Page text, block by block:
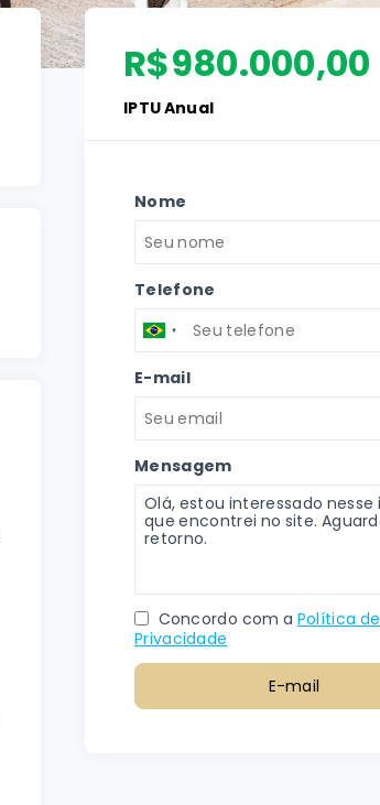
R$980.000,00
IPTU Anual
Nome
Telefone
E-mail
Mensagem
Concordo com a Política de
Privacidade
E-mail